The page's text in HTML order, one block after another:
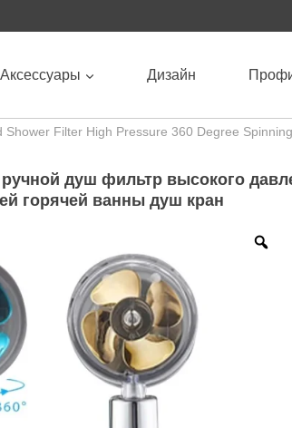
Аксессуары Дизайн
Filter High Pressure 360 Degree
душ фильтр высокого
горячей ванны душ кран